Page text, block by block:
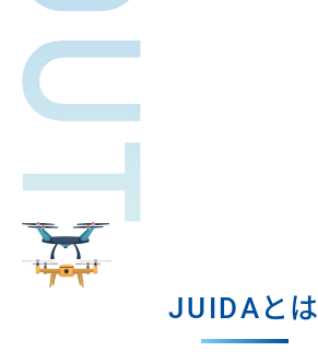
JUIDAとは